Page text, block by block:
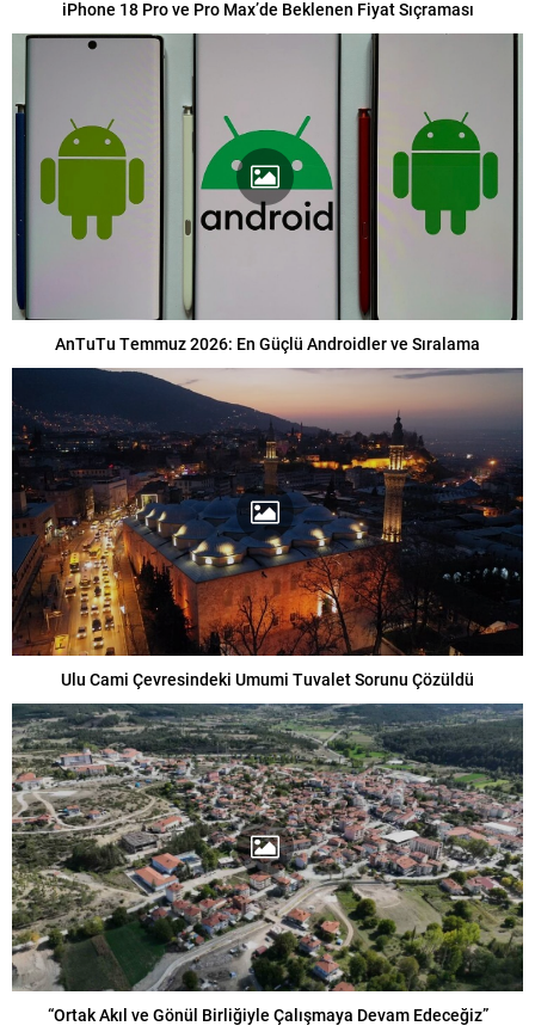
iPhone 18 Pro ve Pro Max’de Beklenen Fiyat Sıçraması
AnTuTu Temmuz 2026: En Güçlü Androidler ve Sıralama
Ulu Cami Çevresindeki Umumi Tuvalet Sorunu Çözüldü
“Ortak Akıl ve Gönül Birliğiyle Çalışmaya Devam Edeceğiz”